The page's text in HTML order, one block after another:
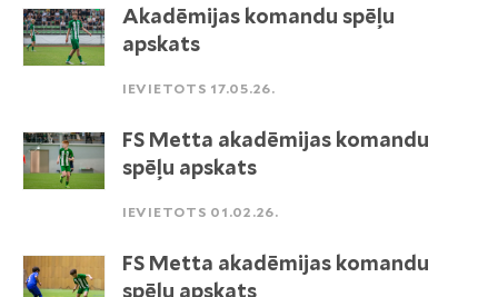
Akadēmijas komandu spēļu
apskats
IEVIETOTS 17.05.26.
FS Metta akadēmijas komandu
spēļu apskats
IEVIETOTS 01.02.26.
FS Metta akadēmijas komandu
spēļu apskats